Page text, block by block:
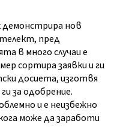
демонстрира нов
пред
в много случаи е
сортира заявки и ги
досиета, изготвя
за одобрение.
и е неизбежно
може да заработи